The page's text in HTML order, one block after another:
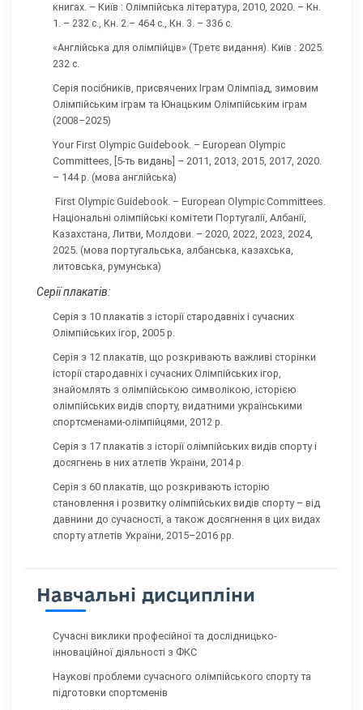
книгах. – Київ : Олімпійська література, 2010, 2020. – Кн.
1. – 232 с., Кн. 2.– 464 с., Кн. 3. – 336 с.
«Англійська для олімпійців» (Третє видання). Київ : 2025.
232 с.
Серія посібників, присвячених Іграм Олімпіад, зимовим
Олімпійським іграм та Юнацьким Олімпійським іграм
(2008–2025)
Your First Olympic Guidebook. – European Olympic
Committees, [5-ть видань] – 2011, 2013, 2015, 2017, 2020.
– 144 р. (мова англійська)
First Olympic Guidebook. – European Olympic Committees.
Національні олімпійські комітети Португалії, Албанії,
Казахстана, Литви, Молдови. – 2020, 2022, 2023, 2024,
2025. (мова португальська, албанська, казахська,
литовська, румунська)
Серії плакатів:
Серія з 10 плакатів з історії стародавніх і сучасних
Олімпійських ігор, 2005 р.
Серія з 12 плакатів, що розкривають важливі сторінки
історії стародавніх і сучасних Олімпійських ігор,
знайомлять з олімпійською символікою, історією
олімпійських видів спорту, видатними українськими
спортсменами-олімпійцями, 2012 р.
Серія з 17 плакатів з історії олімпійських видів спорту і
досягнень в них атлетів України, 2014 р.
Серія з 60 плакатів, що розкривають історію
становлення і розвитку олімпійських видів спорту – від
давнини до сучасності, а також досягнення в цих видах
спорту атлетів України, 2015–2016 рр.
Навчальні дисципліни
Сучасні виклики професійної та дослідницько-
інноваційної діяльності з ФКС
Наукові проблеми сучасного олімпійського спорту та
підготовки спортсменів